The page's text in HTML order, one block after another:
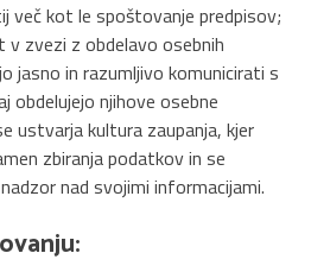
več kot le spoštovanje predpisov;
zvezi z obdelavo osebnih
jasno in razumljivo komunicirati s
obdelujejo njihove osebne
ustvarja kultura zaupanja, kjer
zbiranja podatkov in se
nad svojimi informacijami.